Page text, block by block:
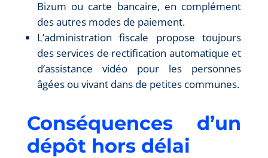
Bizum ou carte bancaire, en complément
des autres modes de paiement.
L’administration fiscale propose toujours
des services de rectification automatique et
d’assistance vidéo pour les personnes
âgées ou vivant dans de petites communes.
Conséquences d’un
dépôt hors délai